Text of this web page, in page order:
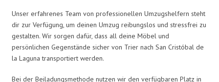
Unser erfahrenes Team von professionellen Umzugshelfern steht
dir zur Verfügung, um deinen Umzug reibungslos und stressfrei zu
gestalten. Wir sorgen dafür, dass all deine Möbel und
persönlichen Gegenstände sicher von Trier nach San Cristóbal de
la Laguna transportiert werden.
Bei der Beiladungsmethode nutzen wir den verfügbaren Platz in